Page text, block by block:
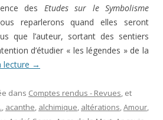
des Etudes sur le Symbolisme
reparlerons quand elles seront
que l’auteur, sortant des sentiers
d’étudier « les légendes » de la
lecture →
dans Comptes rendus - Revues, et
, acanthe, alchimique, altérations,Amour,